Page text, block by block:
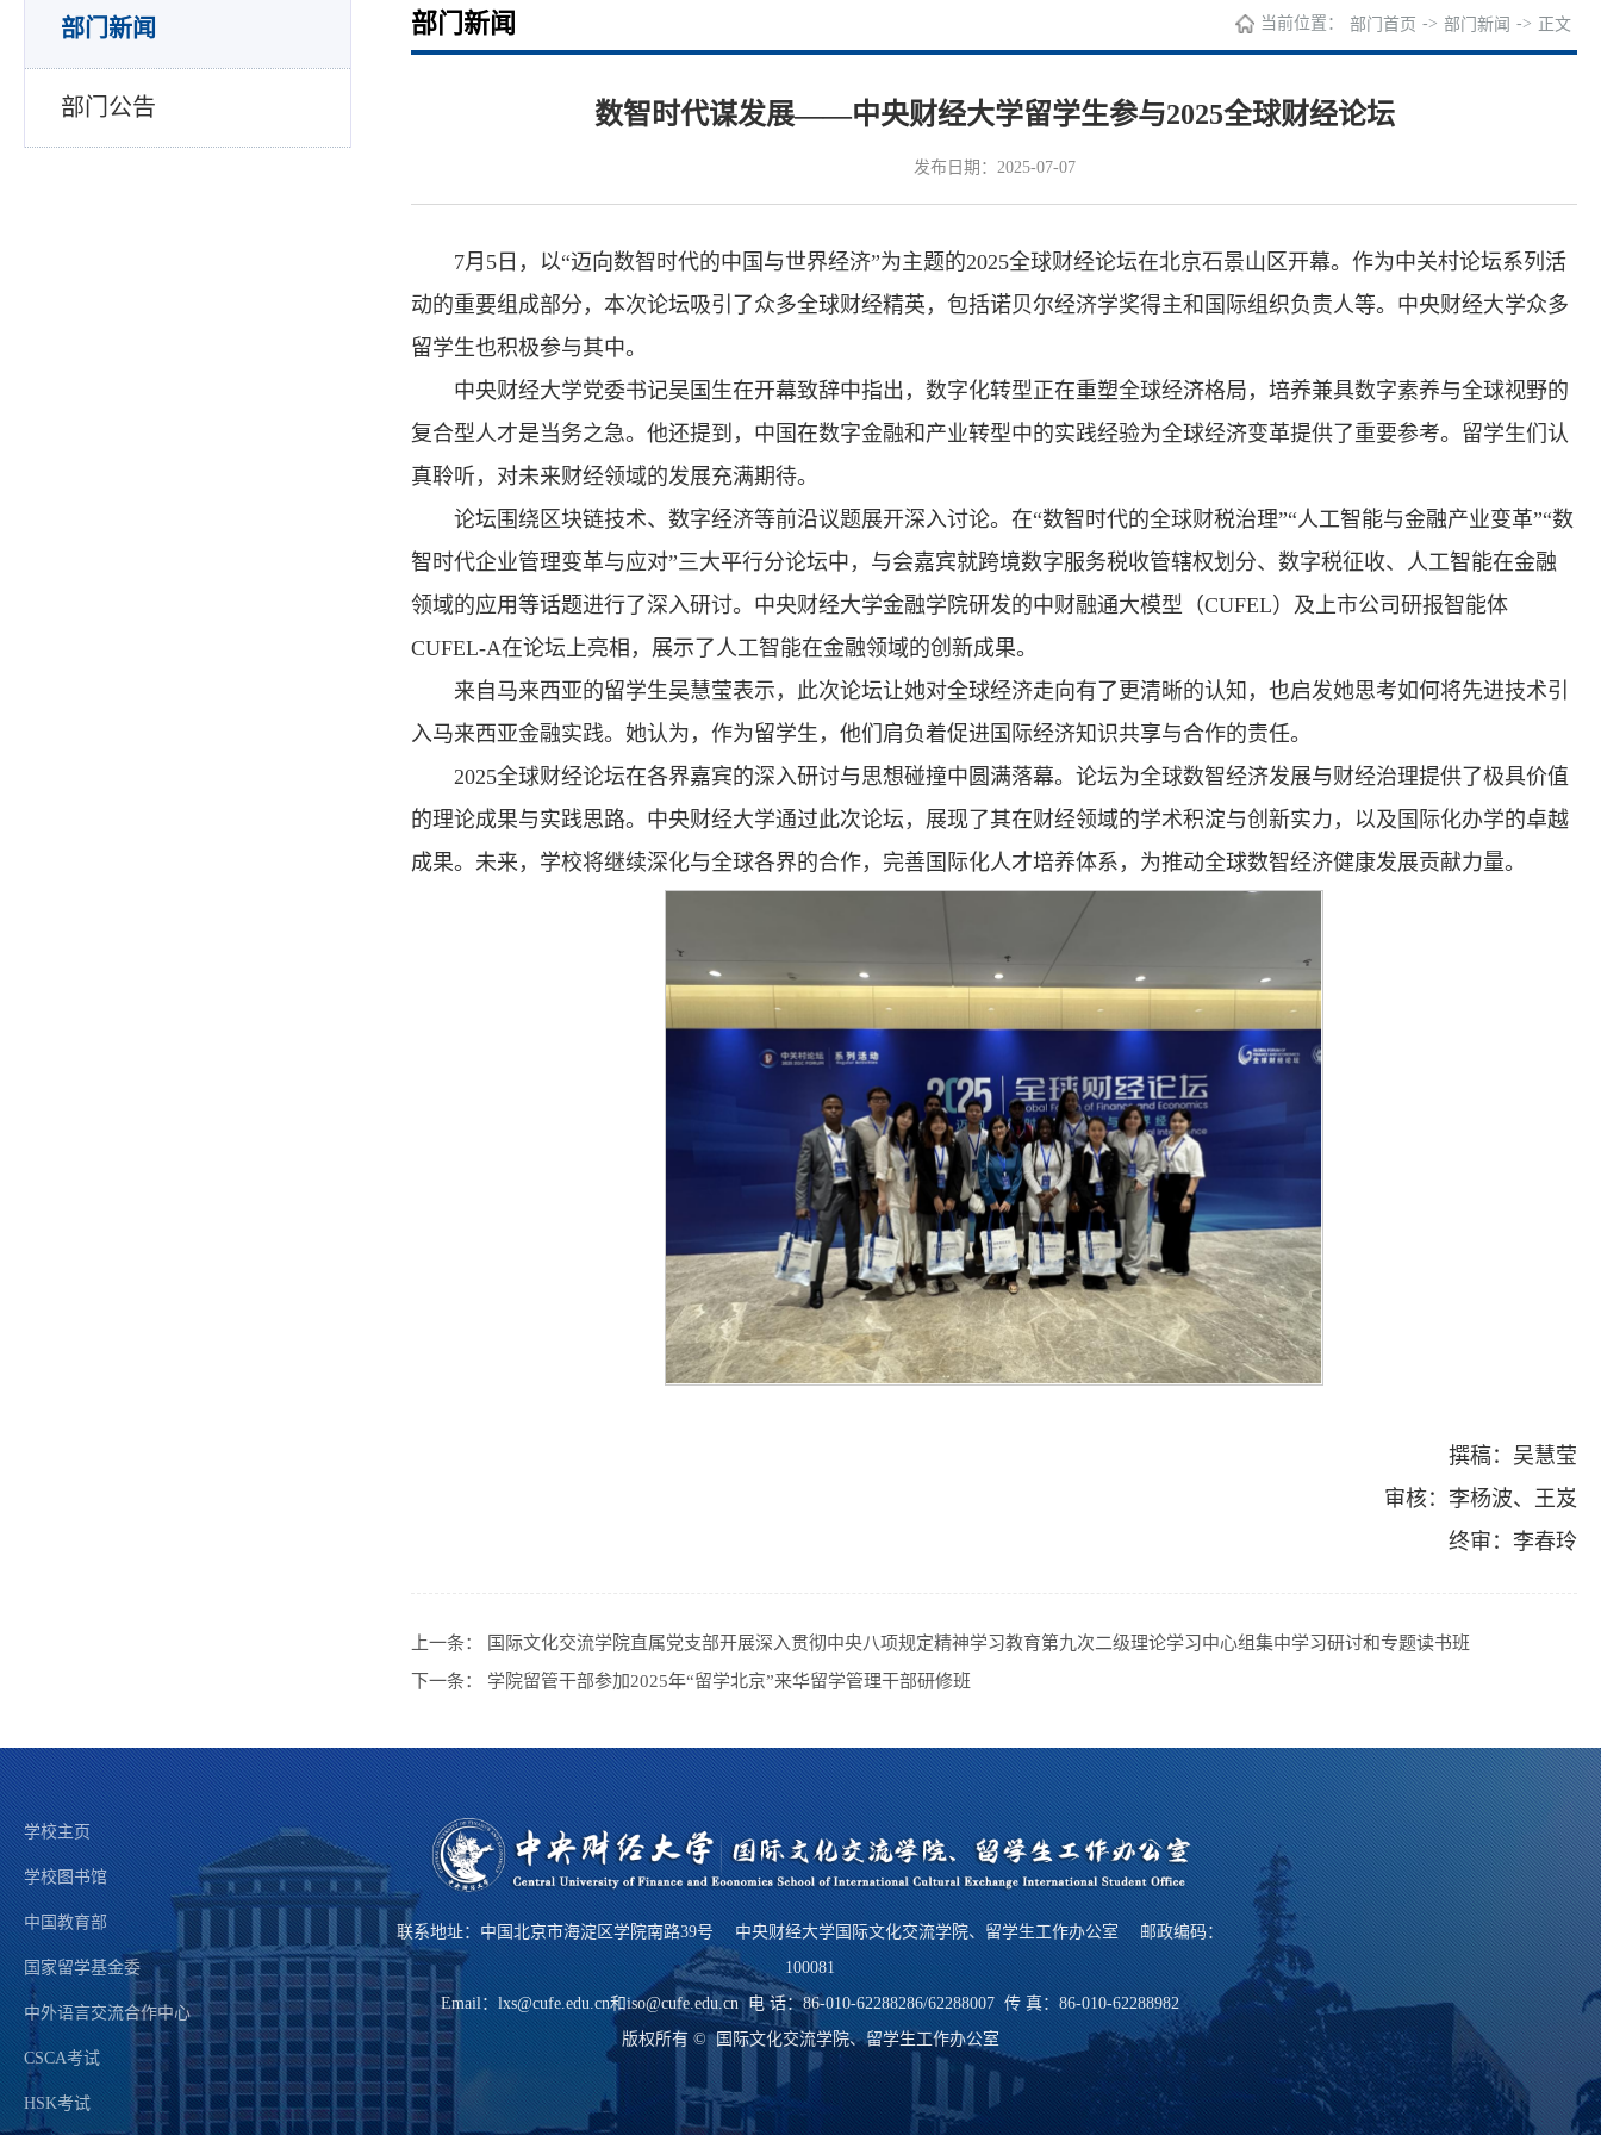
部门新闻
部门公告
部门新闻 当前位置： 部门首页 -> 部门新闻 -> 正文
数智时代谋发展——中央财经大学留学生参与2025全球财经论坛
发布日期：2025-07-07
7月5日，以“迈向数智时代的中国与世界经济”为主题的2025全球财经论坛在北京石景山区开幕。作为中关村论坛系列活
动的重要组成部分，本次论坛吸引了众多全球财经精英，包括诺贝尔经济学奖得主和国际组织负责人等。中央财经大学众多
留学生也积极参与其中。
中央财经大学党委书记吴国生在开幕致辞中指出，数字化转型正在重塑全球经济格局，培养兼具数字素养与全球视野的
复合型人才是当务之急。他还提到，中国在数字金融和产业转型中的实践经验为全球经济变革提供了重要参考。留学生们认
真聆听，对未来财经领域的发展充满期待。
论坛围绕区块链技术、数字经济等前沿议题展开深入讨论。在“数智时代的全球财税治理”“人工智能与金融产业变革”“数
智时代企业管理变革与应对”三大平行分论坛中，与会嘉宾就跨境数字服务税收管辖权划分、数字税征收、人工智能在金融
领域的应用等话题进行了深入研讨。中央财经大学金融学院研发的中财融通大模型（CUFEL）及上市公司研报智能体
CUFEL-A在论坛上亮相，展示了人工智能在金融领域的创新成果。
来自马来西亚的留学生吴慧莹表示，此次论坛让她对全球经济走向有了更清晰的认知，也启发她思考如何将先进技术引
入马来西亚金融实践。她认为，作为留学生，他们肩负着促进国际经济知识共享与合作的责任。
2025全球财经论坛在各界嘉宾的深入研讨与思想碰撞中圆满落幕。论坛为全球数智经济发展与财经治理提供了极具价值
的理论成果与实践思路。中央财经大学通过此次论坛，展现了其在财经领域的学术积淀与创新实力，以及国际化办学的卓越
成果。未来，学校将继续深化与全球各界的合作，完善国际化人才培养体系，为推动全球数智经济健康发展贡献力量。
撰稿：吴慧莹
审核：李杨波、王岌
终审：李春玲
上一条：
国际文化交流学院直属党支部开展深入贯彻中央八项规定精神学习教育第九次二级理论学习中心组集中学习研讨和专题读书班
下一条： 学院留管干部参加2025年“留学北京”来华留学管理干部研修班
学校主页
学校图书馆
中国教育部
国家留学基金委
中外语言交流合作中心
CSCA考试
HSK考试
联系地址：中国北京市海淀区学院南路39号 中央财经大学国际文化交流学院、留学生工作办公室 邮政编码：
100081
Email：lxs@cufe.edu.cn和iso@cufe.edu.cn 电 话：86-010-62288286/62288007 传 真：86-010-62288982
版权所有 © 国际文化交流学院、留学生工作办公室